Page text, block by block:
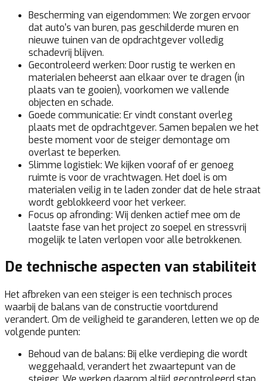
Bescherming van eigendommen: We zorgen ervoor
dat auto's van buren, pas geschilderde muren en
nieuwe tuinen van de opdrachtgever volledig
schadevrij blijven.
Gecontroleerd werken: Door rustig te werken en
materialen beheerst aan elkaar over te dragen (in
plaats van te gooien), voorkomen we vallende
objecten en schade.
Goede communicatie: Er vindt constant overleg
plaats met de opdrachtgever. Samen bepalen we het
beste moment voor de steiger demontage om
overlast te beperken.
Slimme logistiek: We kijken vooraf of er genoeg
ruimte is voor de vrachtwagen. Het doel is om
materialen veilig in te laden zonder dat de hele straat
wordt geblokkeerd voor het verkeer.
Focus op afronding: Wij denken actief mee om de
laatste fase van het project zo soepel en stressvrij
mogelijk te laten verlopen voor alle betrokkenen.
De technische aspecten van stabiliteit
Het afbreken van een steiger is een technisch proces
waarbij de balans van de constructie voortdurend
verandert. Om de veiligheid te garanderen, letten we op de
volgende punten:
Behoud van de balans: Bij elke verdieping die wordt
weggehaald, verandert het zwaartepunt van de